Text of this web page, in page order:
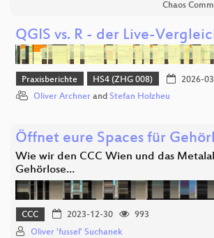
Chaos
QGIS vs. R - der Live-
Praxisberichte HS4 (ZHG 008) 2026-
Oliver Archner and Stefan Holzheu
Öffnet eure Spaces für
Wie wir den CCC Wien und das
Gehörlose…
CCC 2023-12-30
993
Oliver 'fussel' Suchanek